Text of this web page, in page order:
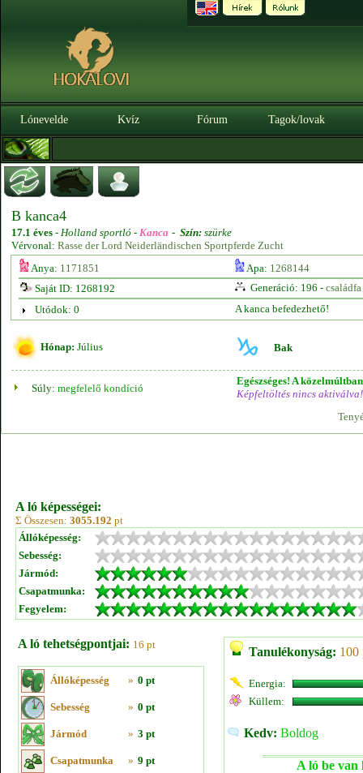
Lónevelde Kvíz Fórum Tagok/lovak
B kanca4
17.1 éves - Holland sportló - Kanca - Szín: szürke
Vérvonal: Rasse der Lord Neiderländischen Sportpferde Zucht
Anya: 1171851 Apa: 1268144
Saját ID: 1268192
Generáció: 196 - családfa
Utódok: 0
A kanca befedezhető!
Hónap: Július Bak
Súly: megfelelő kondíció
Egészséges! A
Képfeltöltés nincs aktiválva!
A ló képességei:
Σ Összesen: 3055.192 pt
Állóképesség:
Sebesség:
Jármód:
Csapatmunka:
Fegyelem:
A ló tehetségpontjai: 16 pt
Állóképesség » 0 pt
Sebesség » 0 pt
Jármód » 3 pt
Csapatmunka » 9 pt
Tanulékonyság: 100
Energia:
Küllem:
Kedv: Boldog
A ló be van